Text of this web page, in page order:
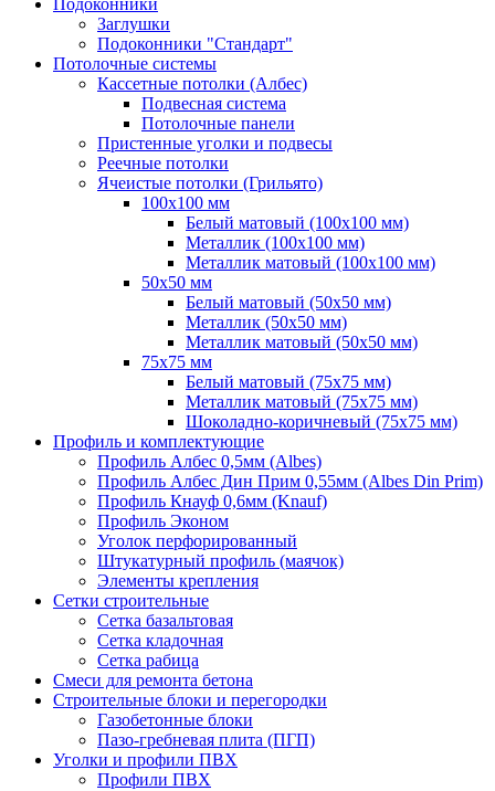
Подоконники
Заглушки
Подоконники "Стандарт"
Потолочные системы
Кассетные потолки (Албес)
Подвесная система
Потолочные панели
Пристенные уголки и подвесы
Реечные потолки
Ячеистые потолки (Грильято)
100х100 мм
Белый матовый (100х100 мм)
Металлик (100х100 мм)
Металлик матовый (100х100 мм)
50х50 мм
Белый матовый (50х50 мм)
Металлик (50х50 мм)
Металлик матовый (50х50 мм)
75х75 мм
Белый матовый (75х75 мм)
Металлик матовый (75х75 мм)
Шоколадно-коричневый (75х75 мм)
Профиль и комплектующие
Профиль Албес 0,5мм (Albes)
Профиль Албес Дин Прим 0,55мм (Albes Din Prim)
Профиль Кнауф 0,6мм (Knauf)
Профиль Эконом
Уголок перфорированный
Штукатурный профиль (маячок)
Элементы крепления
Сетки строительные
Сетка базальтовая
Сетка кладочная
Сетка рабица
Смеси для ремонта бетона
Строительные блоки и перегородки
Газобетонные блоки
Пазо-гребневая плита (ПГП)
Уголки и профили ПВХ
Профили ПВХ